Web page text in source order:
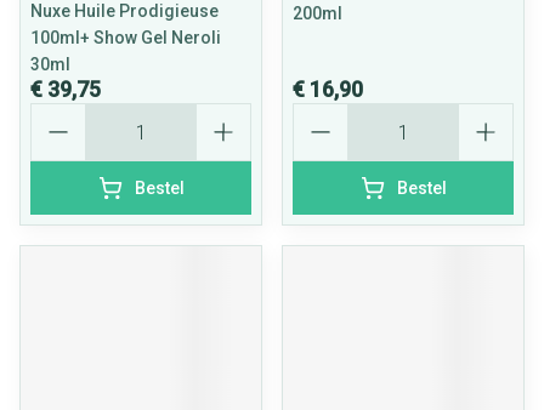
Nuxe Huile Prodigieuse
100ml+ Show Gel Neroli
30ml
€ 39,75
Bestel
200ml
€ 16,90
Bestel